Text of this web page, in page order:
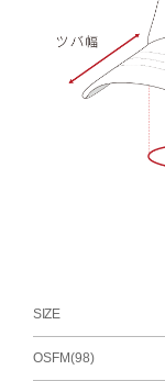
SIZE
OSFM(98)